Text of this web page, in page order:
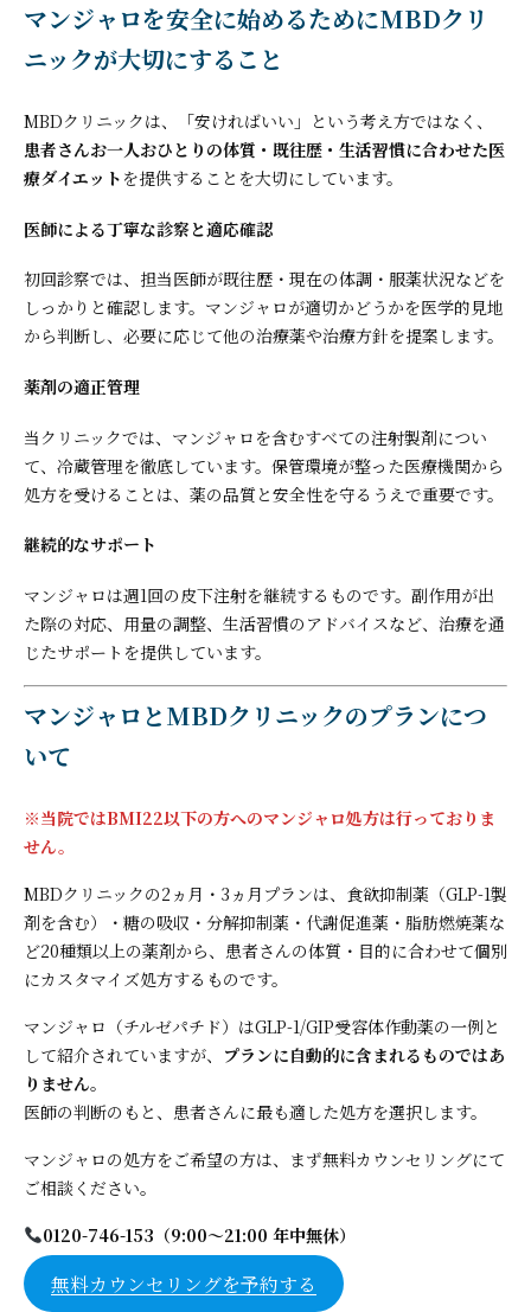
マンジャロを安全に始めるためにMBDクリ
ニックが大切にすること
MBDクリニックは、「安ければいい」という考え方ではなく、
患者さんお一人おひとりの体質・既往歴・生活習慣に合わせた医
療ダイエット を提供することを大切にしています。
医師による丁寧な診察と適応確認
初回診察では、担当医師が既往歴・現在の体調・服薬状況などを
しっかりと確認します。マンジャロが適切かどうかを医学的見地
から判断し、必要に応じて他の治療薬や治療方針を提案します。
薬剤の適正管理
当クリニックでは、マンジャロを含むすべての注射製剤につい
て、冷蔵管理を徹底しています。保管環境が整った医療機関から
処方を受けることは、薬の品質と安全性を守るうえで重要です。
継続的なサポート
マンジャロは週1回の皮下注射を継続するものです。副作用が出
た際の対応、用量の調整、生活習慣のアドバイスなど、治療を通
じたサポートを提供しています。
マンジャロとMBDクリニックのプランにつ
いて
※当院ではBMI22以下の方へのマンジャロ処方は行っておりま
せん。
MBDクリニックの2ヵ月・3ヵ月プランは、食欲抑制薬（GLP-1製
剤を含む）・糖の吸収・分解抑制薬・代謝促進薬・脂肪燃焼薬な
ど20種類以上の薬剤から、患者さんの体質・目的に合わせて個別
にカスタマイズ処方するものです。
マンジャロ（チルゼパチド）はGLP-1/GIP受容体作動薬の一例と
して紹介されていますが、 プランに自動的に含まれるものではあ
りません。
医師の判断のもと、患者さんに最も適した処方を選択します。
マンジャロの処方をご希望の方は、まず無料カウンセリングにて
ご相談ください。
0120-746-153（9:00〜21:00 年中無休）
無料カウンセリングを予約する